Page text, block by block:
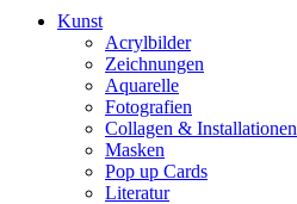
Kunst
Acrylbilder
Zeichnungen
Aquarelle
Fotografien
Collagen & Installationen
Masken
Pop up Cards
Literatur